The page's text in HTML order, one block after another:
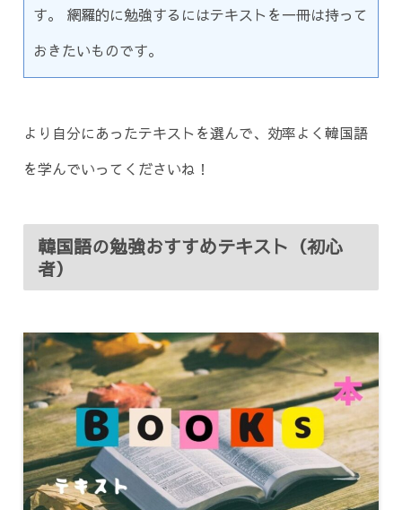
す。 網羅的に勉強するにはテキストを一冊は持って
おきたいものです。
より自分にあったテキストを選んで、効率よく韓国語
を学んでいってくださいね！
韓国語の勉強おすすめテキスト（初心
者）